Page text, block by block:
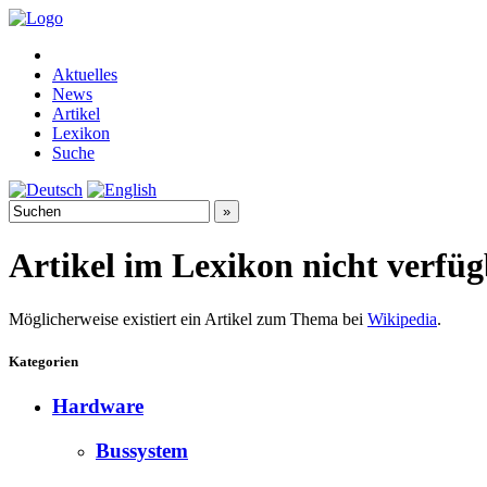
Aktuelles
News
Artikel
Lexikon
Suche
Artikel im Lexikon nicht
Möglicherweise existiert ein Artikel zum Thema bei Wikipedia.
Kategorien
Hardware
Bussystem